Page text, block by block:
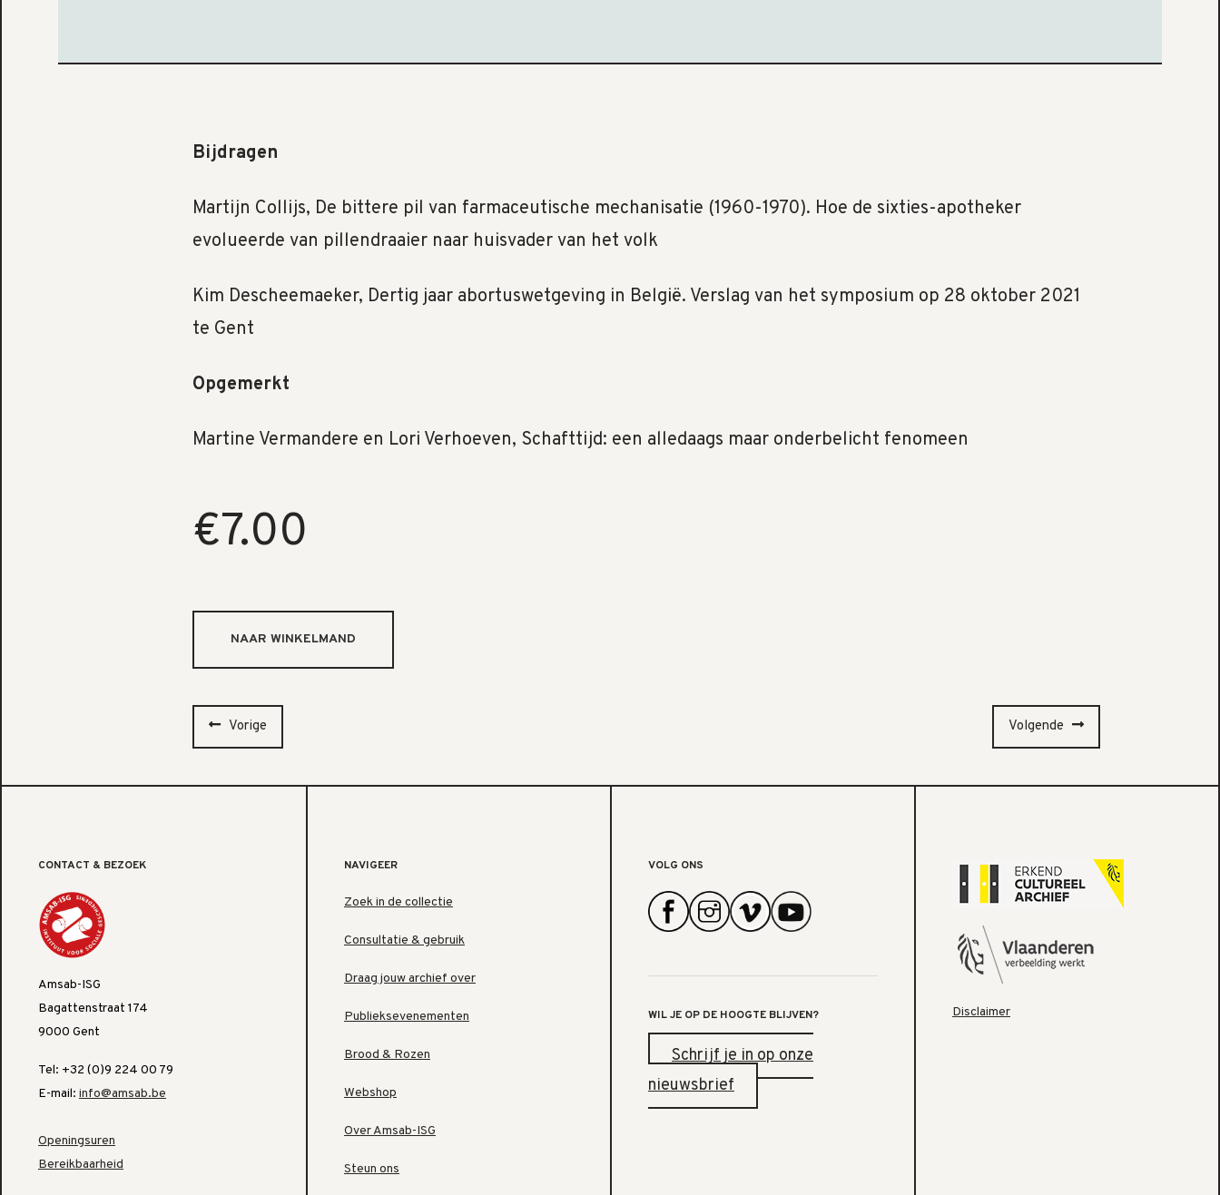
Bijdragen
Martijn Collijs, De bittere pil van farmaceutische mechanisatie (1960-1970). Hoe de sixties-apotheker
evolueerde van pillendraaier naar huisvader van het volk
Kim Descheemaeker, Dertig jaar abortuswetgeving in België. Verslag van het symposium op 28 oktober 2021
te Gent
Opgemerkt
Martine Vermandere en Lori Verhoeven, Schafttijd: een alledaags maar onderbelicht fenomeen
€7.00
Vorige Volgende
CONTACT & BEZOEK
Amsab-ISG
Bagattenstraat 174
9000 Gent
Tel: +32 (0)9 224 00 79
E-mail: info@amsab.be
Openingsuren
Bereikbaarheid
NAVIGEER
Zoek in de collectie
Consultatie & gebruik
Draag jouw archief over
Publieksevenementen
Brood & Rozen
Webshop
Over Amsab-ISG
Steun ons
VOLG ONS
WIL JE OP DE HOOGTE BLIJVEN?
Schrijf je in op onze
nieuwsbrief
Disclaimer